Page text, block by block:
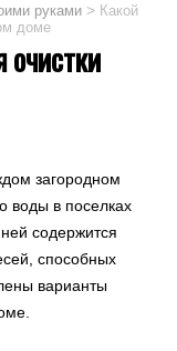
руками > Какой
доме
загородном
воды в поселках
содержится
способных
варианты